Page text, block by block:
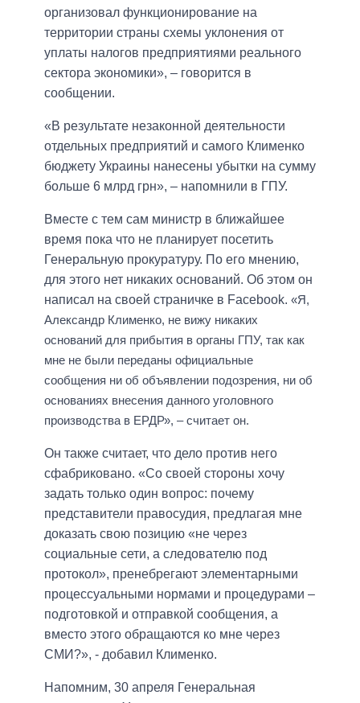
организовал функционирование на
территории страны схемы уклонения от
уплаты налогов предприятиями реального
сектора экономики», – говорится в
сообщении.
«В результате незаконной деятельности
отдельных предприятий и самого Клименко
бюджету Украины нанесены убытки на сумму
больше 6 млрд грн», – напомнили в ГПУ.
Вместе с тем сам министр в ближайшее
время пока что не планирует посетить
Генеральную прокуратуру. По его мнению,
для этого нет никаких оснований. Об этом он
написал на своей страничке в Facebook. «Я,
Александр Клименко, не вижу никаких
оснований для прибытия в органы ГПУ, так как
мне не были переданы официальные
сообщения ни об объявлении подозрения, ни об
основаниях внесения данного уголовного
производства в ЕРДР», – считает он.
Он также считает, что дело против него
сфабриковано. «Со своей стороны хочу
задать только один вопрос: почему
представители правосудия, предлагая мне
доказать свою позицию «не через
социальные сети, а следователю под
протокол», пренебрегают элементарными
процессуальными нормами и процедурами –
подготовкой и отправкой сообщения, а
вместо этого обращаются ко мне через
СМИ?», - добавил Клименко.
Напомним, 30 апреля Генеральная